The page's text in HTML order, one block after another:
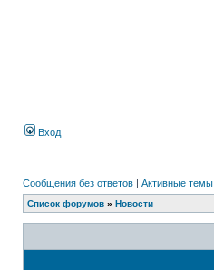
Вход
Сообщения без ответов | Активные темы
Список форумов » Новости